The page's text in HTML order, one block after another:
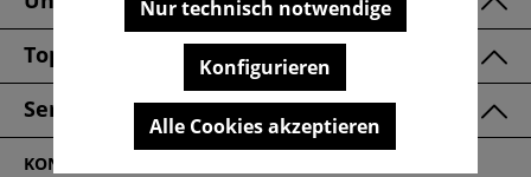
Top Kategorien
Service & FAQ
KONTAKT
Nur technisch notwendige
Konfigurieren
Alle Cookies akzeptieren